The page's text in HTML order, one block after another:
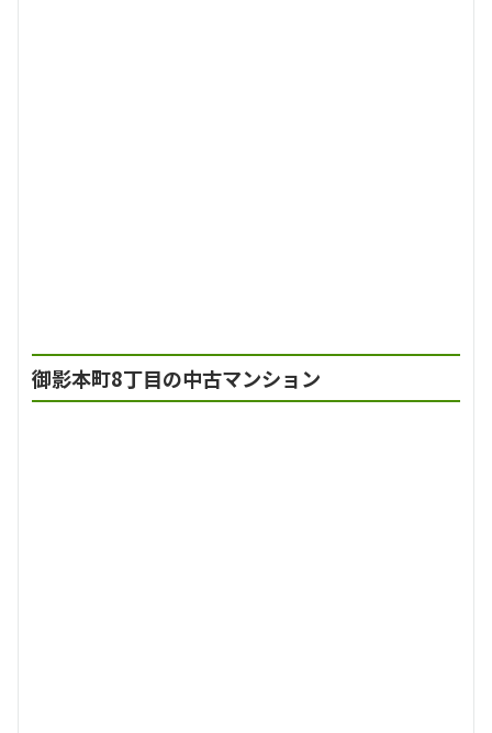
御影本町8丁目の中古マンション